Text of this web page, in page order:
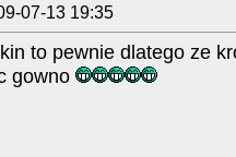
07-13 19:35
to pewnie dlatego ze
gowno